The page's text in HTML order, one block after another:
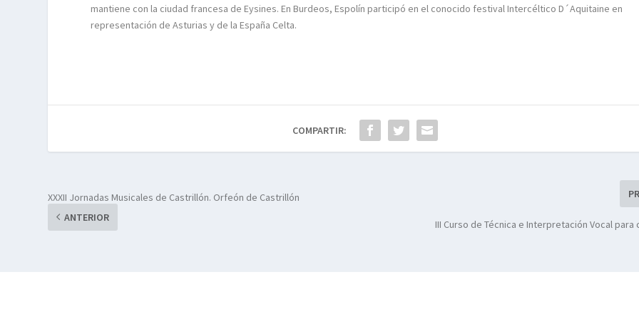
mantiene con la ciudad francesa de Eysines. En Burdeos, Espolín participó en el conocido festival Intercéltico D´Aquitaine en
representación de Asturias y de la España Celta.
COMPARTIR:
XXXII Jornadas Musicales de Castrillón. Orfeón de Castrillón
ANTERIOR
III Curso de Técnica e Interpretación Vocal para